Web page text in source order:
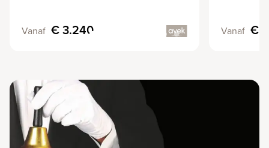
Vanaf € 3.240 Vanaf €